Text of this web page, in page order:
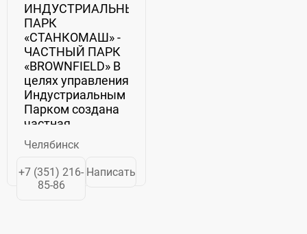
ИНДУСТРИАЛЬНЫЙ
ПАРК
«СТАНКОМАШ» -
ЧАСТНЫЙ ПАРК
«BROWNFIELD» В
целях управления
Индустриальным
Парком создана
частная
управляющая
компания ООО
Индустриальный
Парк
Челябинск
+7 (351) 216-
85-86
Написать